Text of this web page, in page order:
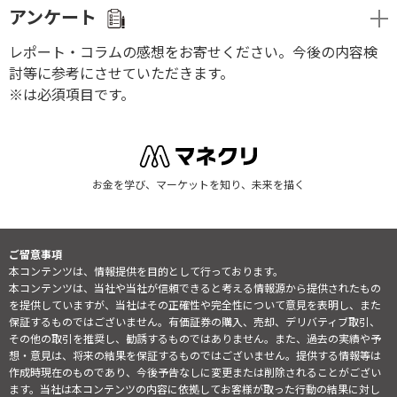
アンケート
レポート・コラムの感想をお寄せください。今後の内容検
討等に参考にさせていただきます。
※は必須項目です。
お金を学び、マーケットを知り、未来を描く
ご留意事項
本コンテンツは、情報提供を目的として行っております。
本コンテンツは、当社や当社が信頼できると考える情報源から提供されたもの
を提供していますが、当社はその正確性や完全性について意見を表明し、また
保証するものではございません。有価証券の購入、売却、デリバティブ取引、
その他の取引を推奨し、勧誘するものではありません。また、過去の実績や予
想・意見は、将来の結果を保証するものではございません。提供する情報等は
作成時現在のものであり、今後予告なしに変更または削除されることがござい
ます。当社は本コンテンツの内容に依拠してお客様が取った行動の結果に対し